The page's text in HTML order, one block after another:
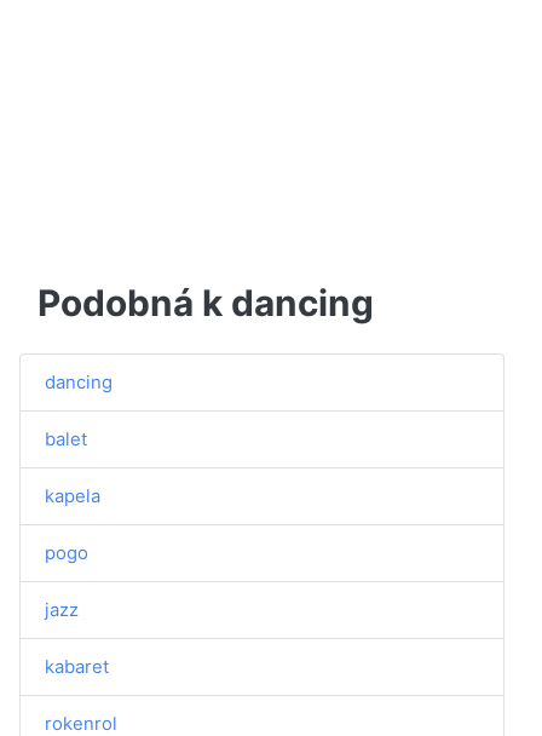
Podobná k dancing
dancing
balet
kapela
pogo
jazz
kabaret
rokenrol